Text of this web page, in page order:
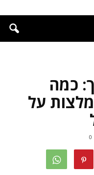
כמה
על
0